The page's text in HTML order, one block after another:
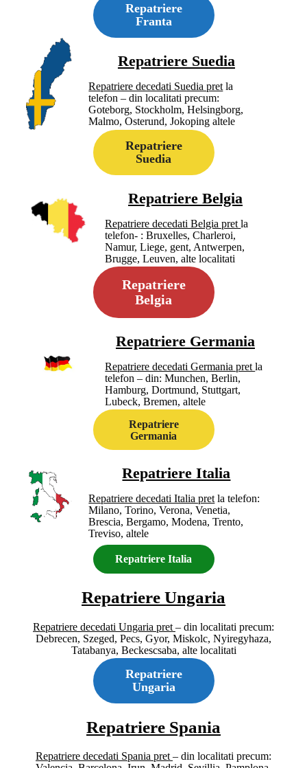
Repatriere
Franta
Repatriere Suedia
Repatriere decedati Suedia pret la
telefon – din localitati precum:
Goteborg, Stockholm, Helsingborg,
Malmo, Osterund, Jokoping altele
Repatriere
Suedia
Repatriere Belgia
Repatriere decedati Belgia pretla
telefon- : Bruxelles, Charleroi,
Namur, Liege, gent, Antwerpen,
Brugge, Leuven, alte localitati
Repatriere
Belgia
Repatriere Germania
Repatriere decedati Germania pretla
telefon – din: Munchen, Berlin,
Hamburg, Dortmund, Stuttgart,
Lubeck, Bremen, altele
Repatriere
Germania
Repatriere Italia
Repatriere decedati Italia pret la telefon:
Milano, Torino, Verona, Venetia,
Brescia, Bergamo, Modena, Trento,
Treviso, altele
Repatriere Italia
Repatriere Ungaria
Repatriere decedati Ungaria pret – din localitati precum:
Debrecen, Szeged, Pecs, Gyor, Miskolc, Nyiregyhaza,
Tatabanya, Beckescsaba, alte localitati
Repatriere
Ungaria
Repatriere Spania
Repatriere decedati Spania pret – din localitati precum: